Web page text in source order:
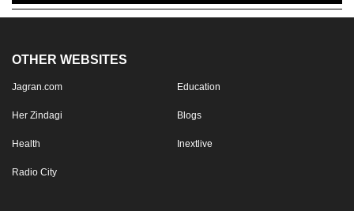
OTHER WEBSITES
Jagran.com Education
Her Zindagi Blogs
Health Inextlive
Radio City